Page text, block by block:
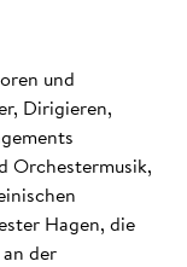
und
Dirigieren,
Orchestermusik,
Hagen, die
an der